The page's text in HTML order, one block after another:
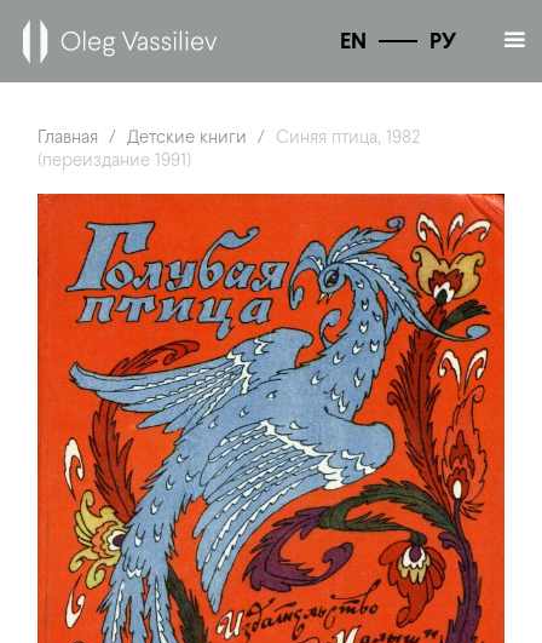
EN РУ
Главная / Детские книги / Синяя птица, 1982
(переиздание 1991)